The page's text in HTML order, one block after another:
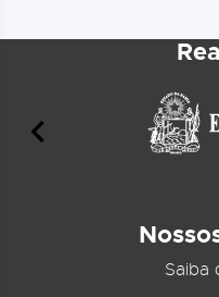
Saiba